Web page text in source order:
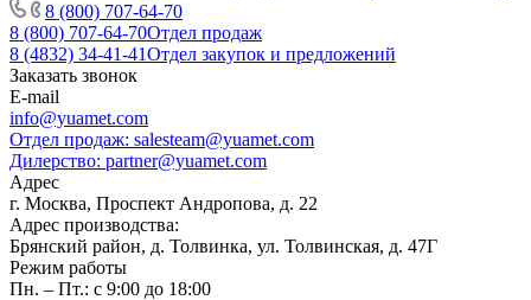
8 (800) 707-64-70
8 (800) 707-64-70Отдел продаж
8 (4832) 34-41-41Отдел закупок и предложений
Заказать звонок
E-mail
info@yuamet.com
Отдел продаж: salesteam@yuamet.com
Дилерство: partner@yuamet.com
Адрес
г. Москва, Проспект Андропова, д. 22
Адрес производства:
Брянский район, д. Толвинка, ул. Толвинская, д. 47Г
Режим работы
Пн. – Пт.: с 9:00 до 18:00